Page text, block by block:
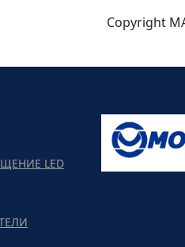
Copyright
LED